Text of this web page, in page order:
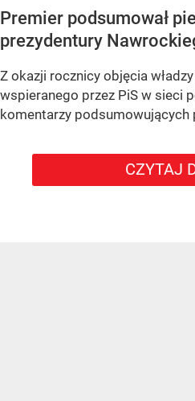
Premier podsumował
prezydentury
Z okazji rocznicy objęcia
wspieranego przez PiS w sieci
komentarzy podsumowujących
CZYTAJ